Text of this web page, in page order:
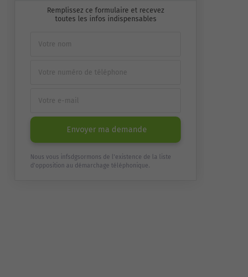
Remplissez ce formulaire et recevez
toutes les infos indispensables
Envoyer ma demande
Nous vous infsdgsormons de l'existence de la liste
d'opposition au démarchage téléphonique.